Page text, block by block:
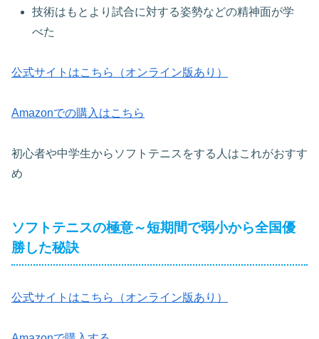
技術はもとより試合に対する姿勢などの精神面が学
べた
公式サイトはこちら（オンライン版あり）
Amazonでの購入はこちら
初心者や中学生からソフトテニスをする人はこれがおすす
め
ソフトテニスの極意～短期間で弱小から全国優
勝した秘訣
公式サイトはこちら（オンライン版あり）